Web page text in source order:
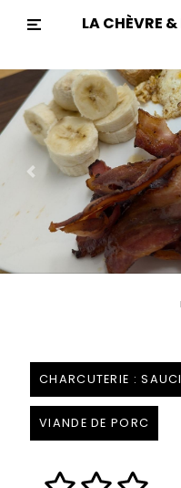
LA CHÈVRE
Previous
CHARCUTERIE :
VIANDE DE PORC